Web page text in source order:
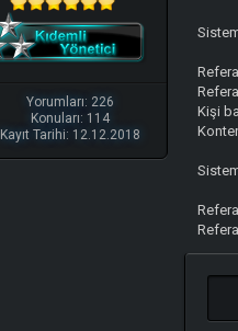
Yorumları: 226
Konuları: 114
Kayıt Tarihi: 12.12.2018
Kişi